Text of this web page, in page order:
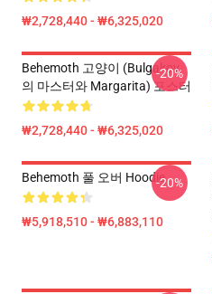
₩2,728,440 - ₩6,325,020
Behemoth 고양이 (Bulgakov
의 마스터와 Margarita) 포스터
₩2,728,440 - ₩6,325,020
-20%
Behemoth 풀 오버 Hoodie
₩5,918,510 - ₩6,883,110
-20%